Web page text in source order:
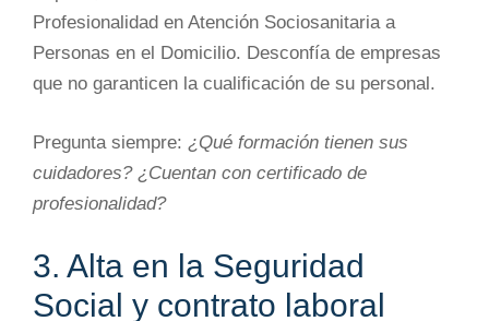
Profesionalidad en Atención Sociosanitaria a
Personas en el Domicilio. Desconfía de empresas
que no garanticen la cualificación de su personal.
Pregunta siempre: ¿Qué formación tienen sus
cuidadores? ¿Cuentan con certificado de
profesionalidad?
3. Alta en la Seguridad
Social y contrato laboral